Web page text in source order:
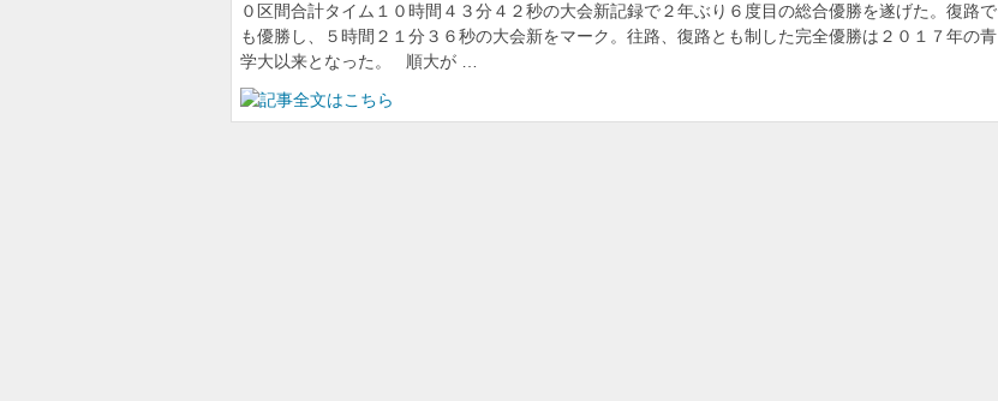
０区間合計タイム１０時間４３分４２秒の大会新記録で２年ぶり６度目の総合優勝を遂げた。復路で
も優勝し、５時間２１分３６秒の大会新をマーク。往路、復路とも制した完全優勝は２０１７年の青
学大以来となった。 順大が …